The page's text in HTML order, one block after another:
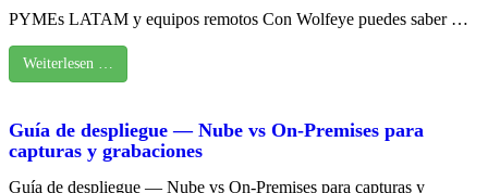
PYMEs LATAM y equipos remotos Con Wolfeye puedes saber …
Weiterlesen …
Guía de despliegue — Nube vs On‑Premises para
capturas y grabaciones
Guía de despliegue — Nube vs On‑Premises para capturas y